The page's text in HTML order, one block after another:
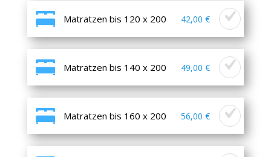
Matratzen bis 120 x 200 42,00 €
Matratzen bis 140 x 200 49,00 €
Matratzen bis 160 x 200 56,00 €